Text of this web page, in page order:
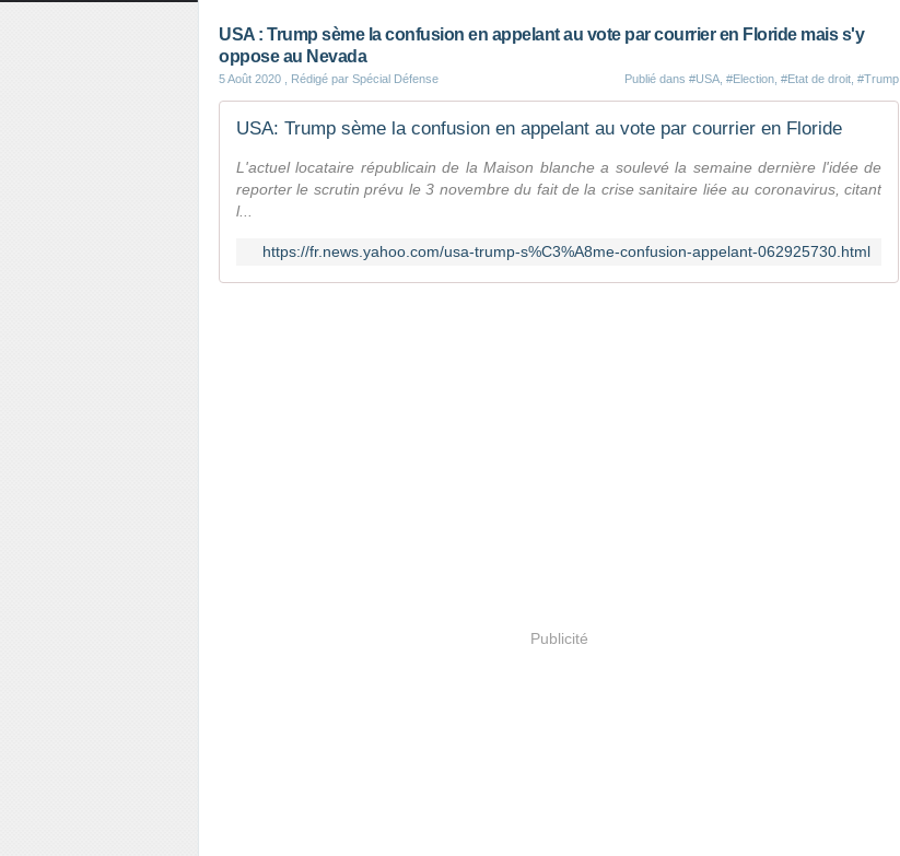
USA : Trump sème la confusion en appelant au vote par courrier en Floride mais s'y
oppose au Nevada
5 Août 2020 , Rédigé par Spécial Défense Publié dans #USA #Election #Etat de droit #Trump
USA: Trump sème la confusion en appelant au vote par courrier en Floride
L'actuel locataire républicain de la Maison blanche a soulevé la semaine dernière l'idée de
reporter le scrutin prévu le 3 novembre du fait de la crise sanitaire liée au coronavirus, citant
l...
https://fr.news.yahoo.com/usa-trump-s%C3%A8me-confusion-appelant-062925730.html
Publicité